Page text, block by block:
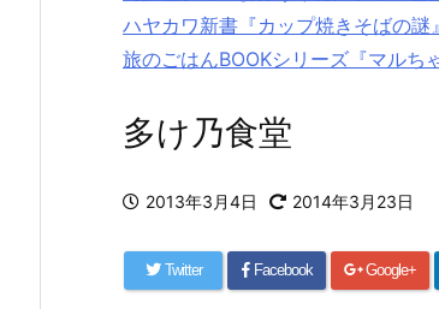
ハヤカワ新書『カップ焼きそばの謎
旅のごはんBOOKシリーズ『マルち
多け乃食堂
2013年3月4日 2014年3月23日
Twitter Facebook Google+